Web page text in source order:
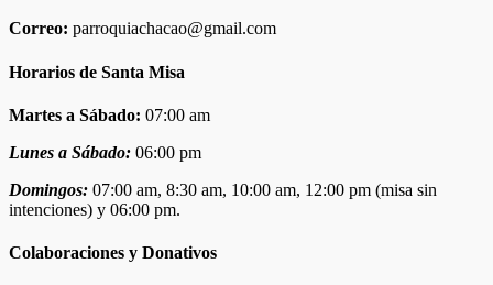
Correo: parroquiachacao@gmail.com
Horarios de Santa Misa
Martes a Sábado: 07:00 am
Lunes a Sábado: 06:00 pm
Domingos: 07:00 am, 8:30 am, 10:00 am, 12:00 pm (misa sin
intenciones) y 06:00 pm.
Colaboraciones y Donativos